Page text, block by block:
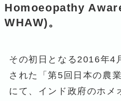
Homoeopathy
WHAW)。
その初日となる2016年4
された「第5回日本の農
にて、インド政府のホメ